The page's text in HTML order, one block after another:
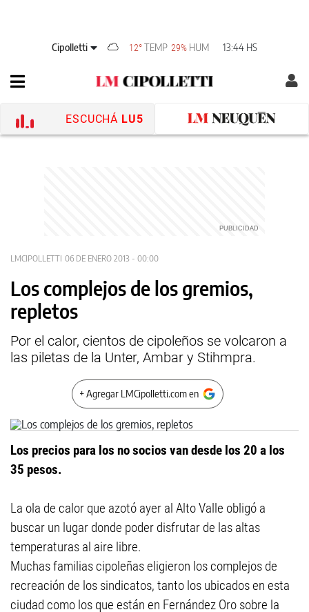
Cipolletti 12°TEMP 29% HUM 13:44 HS
ESCUCHÁ LU5
LMCIPOLLETTI 06 DE ENERO 2013 - 00:00
Los complejos de los gremios,
repletos
Por el calor, cientos de cipoleños se volcaron a
las piletas de la Unter, Ambar y Stihmpra.
+ Agregar LMCipolletti.com en
Los precios para los no socios van desde los 20 a los
35 pesos.
La ola de calor que azotó ayer al Alto Valle obligó a
buscar un lugar donde poder disfrutar de las altas
temperaturas al aire libre.
Muchas familias cipoleñas eligieron los complejos de
recreación de los sindicatos, tanto los ubicados en esta
ciudad como los que están en Fernández Oro sobre la